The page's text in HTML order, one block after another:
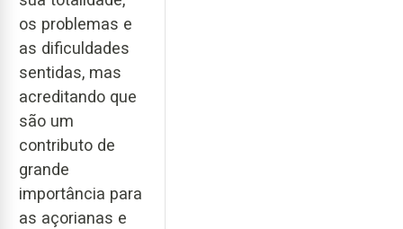
os problemas e
as dificuldades
sentidas, mas
acreditando que
são um
contributo de
grande
importância para
as açorianas e